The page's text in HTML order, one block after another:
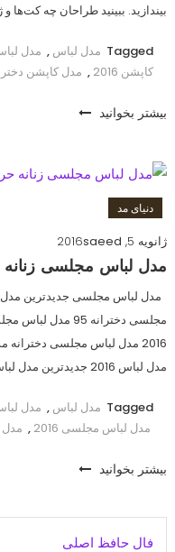
بیندازید. ببینید طراحان چه
Tagged مدل لباس , مدل لباس
کاپشن 2016
, مدل کاپشن
بیشتر بخوانید
دنیای مد
ژانویه 5, 2016
saeed
مدل لباس مجلسی زنانه حریر و
مدل لباس 2016 جدیدترین مدل لباس مجلسی 2016 مدل لباس مجلسی
Tagged مدل لباس , مدل لباس
مدل لباس مجلسی 2016
, مدل
بیشتر بخوانید
فال حافظ اصلی